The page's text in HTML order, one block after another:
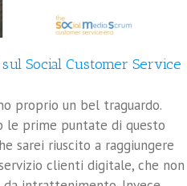
Social Customer Service
proprio un bel traguardo.
le prime puntate di questo
sarei riuscito a raggiungere
clienti digitale, che non